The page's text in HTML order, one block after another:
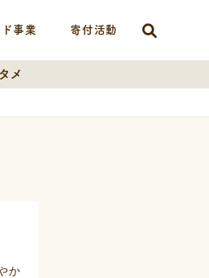
事業 寄付活動
メ
か